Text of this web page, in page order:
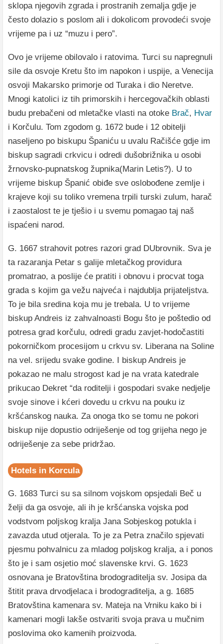
sklopa njegovih zgrada i prostranih zemalja gdje je
često dolazio s poslom ali i dokolicom provodeći svoje
vrijeme pa i uz “muzu i pero”.
Ovo je vrijeme obilovalo i ratovima. Turci su napregnuli
sile da osvoje Kretu što im napokon i uspije, a Venecija
osvoji Makarsko primorje od Turaka i dio Neretve.
Mnogi katolici iz tih primorskih i hercegovačkih oblasti
budu prebačeni od mletačke vlasti na otoke Brač, Hvar
i Korčulu. Tom zgodom g. 1672 bude i 12 obitelji
naseljeno po biskupu Španiću u uvalu Račišće gdje im
biskup sagradi crkvicu i odredi dušobrižnika u osobi
žrnovsko-pupnatskog župnika(Marin Letis?). U to
vrijeme biskup Španić obiđe sve oslobođene zemlje i
krajeve koji su toliko vremena trpili turski zulum, harač
i zaostalost te je tješio i u svemu pomagao taj naš
ispaćeni narod.
G. 1667 strahovit potres razori grad DUbrovnik. Sva je
ta razaranja Petar s galije mletačkog providura
promatrao, a poslije će pratiti i obnovu i procvat toga
grada s kojim ga vežu najveća i najdublja prijateljstva.
To je bila sredina koja mu je trebala. U to vrijeme
biskup Andreis iz zahvalnoasti Bogu što je poštedio od
potresa grad korčulu, odredi gradu zavjet-hodočastiti
pokorničkom procesijom u crkvu sv. Liberana na Soline
na vel. srijedu svake godine. I biskup Andreis je
pokazao ne malu strogost kad je na vrata katedrale
prikucao Dekret “da roditelji i gospodari svake nedjelje
svoje sinove i kćeri dovedu u crkvu na pouku iz
kršćanskog nauka. Za onoga tko se tomu ne pokori
biskup nije dopustio odriješenje od tog grijeha nego je
odriješenje za sebe pridržao.
Hotels in Korcula
G. 1683 Turci su sa silnom vojskom opsjedali Beč u
želji da ga osvoje, ali ih je kršćanska vojska pod
vodstvom poljskog kralja Jana Sobjeskog potukla i
zavazda utud otjerala. To je za Petra značilo spjevati
pjesmu pohvalnicu za mladog poljskog kralja, a i ponos
što je i sam osjetio moć slavenske krvi. G. 1623
osnovana je Bratovština brodograditelja sv. Josipa da
štitit prava drvodjelaca i brodograditelja, a g. 1685
Bratovština kamenara sv. Mateja na Vrniku kako bi i
kamenari mogli lakše ostvariti svoja prava u mučnim
poslovima oko kamenih proizvoda.